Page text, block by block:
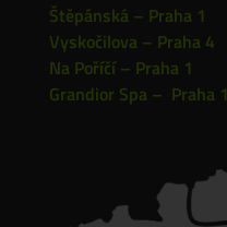
Štěpánská – Praha 1
Vyskočilova – Praha 4
Na Poříčí – Praha 1
Grandior Spa – Praha 1